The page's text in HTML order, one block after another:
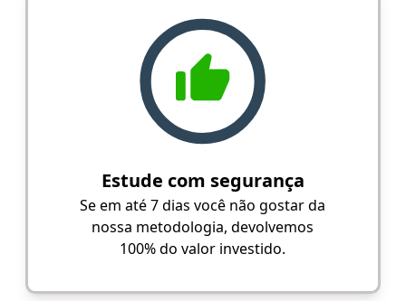
Estude com segurança
Se em até 7 dias você não gostar da
nossa metodologia, devolvemos
100% do valor investido.